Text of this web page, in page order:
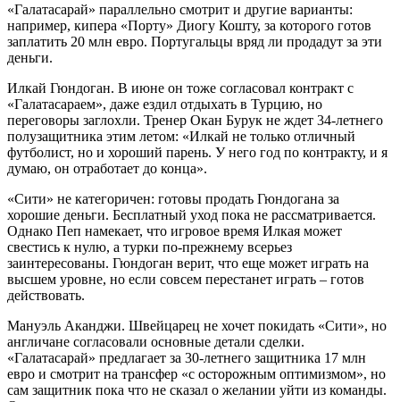
«Галатасарай» параллельно смотрит и другие варианты:
например, кипера «Порту» Диогу Кошту, за которого готов
заплатить 20 млн евро. Португальцы вряд ли продадут за эти
деньги.
Илкай Гюндоган. В июне он тоже согласовал контракт с
«Галатасараем», даже ездил отдыхать в Турцию, но
переговоры заглохли. Тренер Окан Бурук не ждет 34-летнего
полузащитника этим летом: «Илкай не только отличный
футболист, но и хороший парень. У него год по контракту, и я
думаю, он отработает до конца».
«Сити» не категоричен: готовы продать Гюндогана за
хорошие деньги. Бесплатный уход пока не рассматривается.
Однако Пеп намекает, что игровое время Илкая может
свестись к нулю, а турки по-прежнему всерьез
заинтересованы. Гюндоган верит, что еще может играть на
высшем уровне, но если совсем перестанет играть – готов
действовать.
Мануэль Аканджи. Швейцарец не хочет покидать «Сити», но
англичане согласовали основные детали сделки.
«Галатасарай» предлагает за 30-летнего защитника 17 млн
евро и смотрит на трансфер «с осторожным оптимизмом», но
сам защитник пока что не сказал о желании уйти из команды.